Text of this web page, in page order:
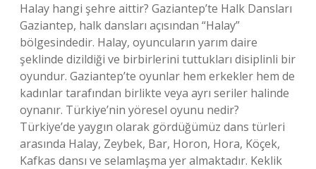
Halay hangi şehre aittir? Gaziantep’te Halk Dansları
Gaziantep, halk dansları açısından “Halay”
bölgesindedir. Halay, oyuncuların yarım daire
şeklinde dizildiği ve birbirlerini tuttukları disiplinli bir
oyundur. Gaziantep’te oyunlar hem erkekler hem de
kadınlar tarafından birlikte veya ayrı seriler halinde
oynanır. Türkiye’nin yöresel oyunu nedir?
Türkiye’de yaygın olarak gördüğümüz dans türleri
arasında Halay, Zeybek, Bar, Horon, Hora, Köçek,
Kafkas dansı ve selamlaşma yer almaktadır. Keklik